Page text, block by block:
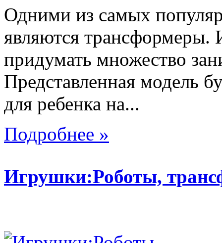
Одними из самых
являются
придумать множество
Представленная модель
для ребенка на...
Подробнее »
Игрушки:Роботы,